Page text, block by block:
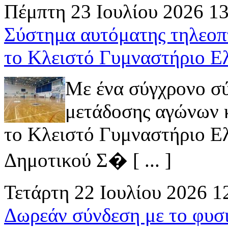
Πέμπτη 23 Ιουλίου 2026
Σύστημα αυτόματης
το Κλειστό Γυμναστήριο
Με ένα σύγχρονο
μετάδοσης αγώνων
το Κλειστό Γυμναστήριο
Δημοτικού Σ� [ ... ]
Τετάρτη 22 Ιουλίου 2026
Δωρεάν σύνδεση με το